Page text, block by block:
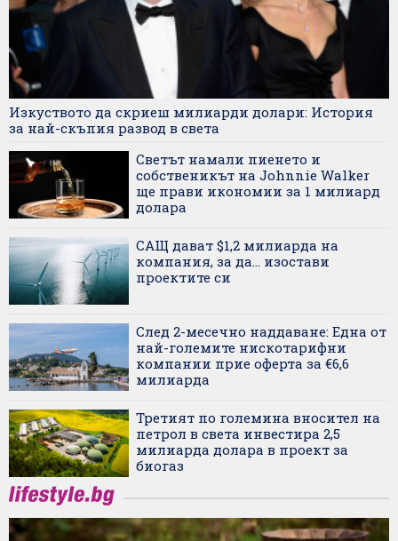
Изкуството да скриеш милиарди долари: История
за най-скъпия развод в света
Светът намали пиенето и
собственикът на Johnnie Walker
ще прави икономии за 1 милиард
долара
САЩ дават $1,2 милиарда на
компания, за да... изостави
проектите си
След 2-месечно наддаване: Една от
най-големите нискотарифни
компании прие оферта за €6,6
милиарда
Третият по големина вносител на
петрол в света инвестира 2,5
милиарда долара в проект за
биогаз